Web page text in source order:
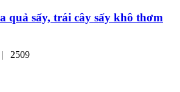
quả sấy, trái cây sấy khô thơm
| 2509